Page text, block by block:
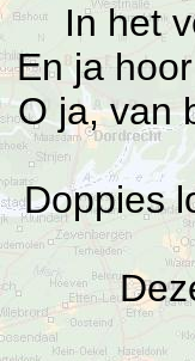
In het
En ja
O ja, van
Doppies